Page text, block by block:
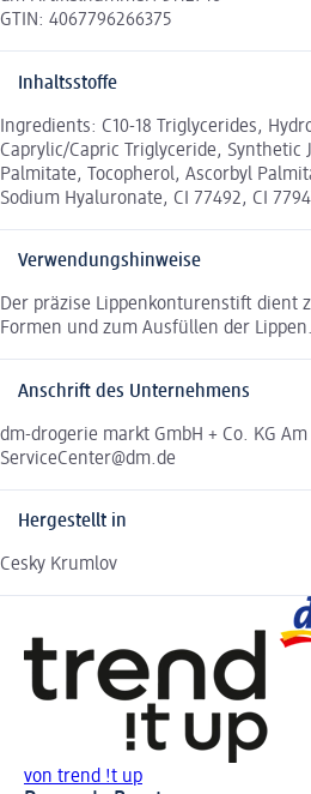
GTIN: 4067796266375
Inhaltsstoffe
Ingredients: C10-18 Triglycerides,
Caprylic/Capric Triglyceride, Synthetic
Palmitate, Tocopherol, Ascorbyl
Sodium Hyaluronate, CI 77492, CI
Verwendungshinweise
Der präzise Lippenkonturenstift dient
Formen und zum Ausfüllen der Lippen.
Anschrift des Unternehmens
dm-drogerie markt GmbH + Co. KG
ServiceCenter@dm.de
Hergestellt in
Cesky Krumlov
von trend !t up